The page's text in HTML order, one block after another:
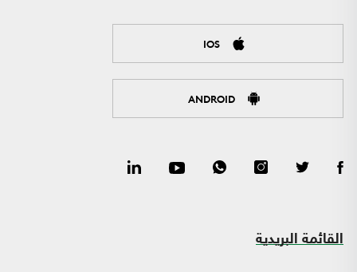
IOS
ANDROID
القائمة البريدية